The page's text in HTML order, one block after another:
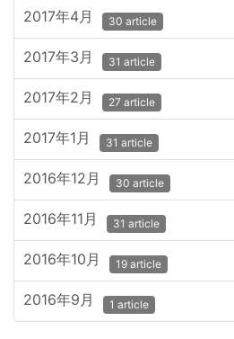
2017年4月 30 article
2017年3月 31 article
2017年2月 27 article
2017年1月 31 article
2016年12月 30 article
2016年11月 31 article
2016年10月 19 article
2016年9月 1 article